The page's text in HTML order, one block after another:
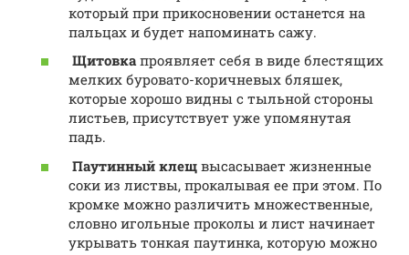
который при прикосновении останется на
пальцах и будет напоминать сажу.
Щитовкапроявляет себя в виде блестящих
мелких буровато-коричневых бляшек,
которые хорошо видны с тыльной стороны
листьев, присутствует уже упомянутая
падь.
Паутинный клещ высасывает жизненные
соки из листвы, прокалывая ее при этом. По
кромке можно различить множественные,
словно игольные проколы и лист начинает
укрывать тонкая паутинка, которую можно